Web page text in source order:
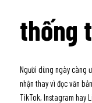
thống
Người dùng ngày càng
nhận thay vì đọc văn
TikTok, Instagram hay